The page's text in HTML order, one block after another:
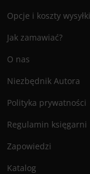
Opcje i koszty wysyłki
Jak zamawiać?
O nas
Niezbędnik Autora
Polityka prywatności
Regulamin księgarni
Zapowiedzi
Katalog